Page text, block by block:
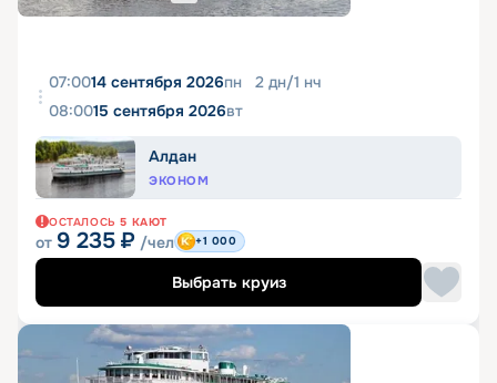
07:0014 сентября 2026пн 2 дн/1 нч
08:0015 сентября 2026вт
Алдан
ЭКОНОМ
ОСТАЛОСЬ 5 КАЮТ
от 9 235 ₽ /чел +1 000
Выбрать круиз